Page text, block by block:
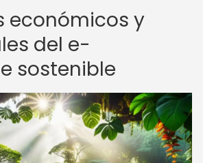
económicos y
del e-
sostenible